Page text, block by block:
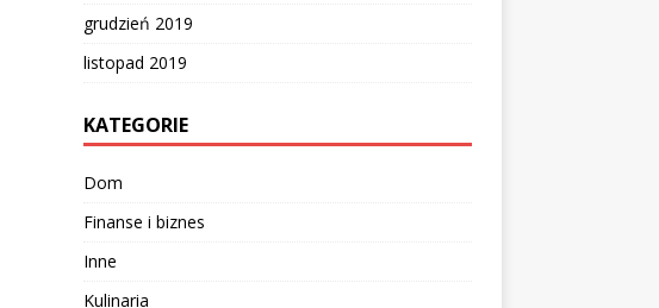
grudzień 2019
listopad 2019
KATEGORIE
Dom
Finanse i biznes
Inne
Kulinaria